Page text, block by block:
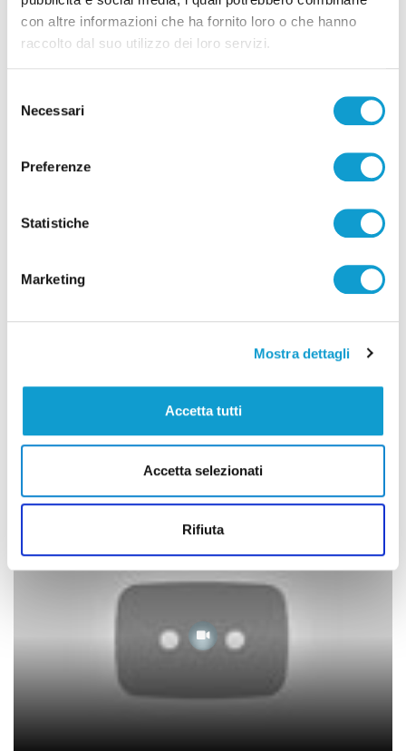
con altre informazioni che ha fornito loro o che hanno
raccolto dal suo utilizzo dei loro servizi.
delNecessari
Preferenze
Statistiche
Marketing
Mostra dettagli
Accetta tutti
Accetta selezionati
Rifiuta
Zoom news - Rafforzare legalità nei
cantieri post-sisma: patto tra Castelli e
Formazione - Rinnovato il protocollo tra
Università Politecnica delle Marche e
Guardia di Finanza